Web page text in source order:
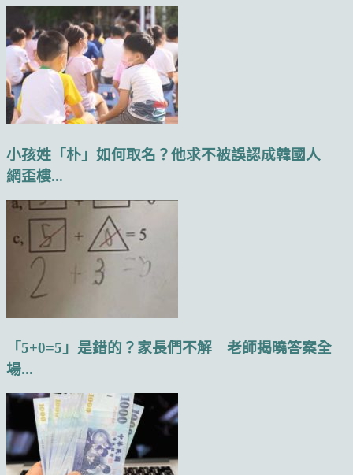
小孩姓「朴」如何取名？他求不被誤認成韓國人
網歪樓...
「5+0=5」是錯的？家長們不解 老師揭曉答案全
場...